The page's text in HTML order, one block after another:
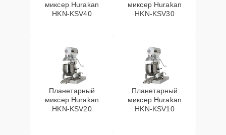
миксер Hurakan
HKN-KSV40
миксер Hurakan
HKN-KSV30
Планетарный
миксер Hurakan
HKN-KSV20
Планетарный
миксер Hurakan
HKN-KSV10